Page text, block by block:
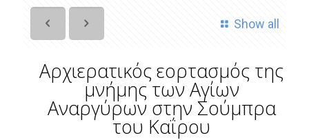
Show all
Αρχιερατικός εορτασμός της
μνήμης των Αγίων
Αναργύρων στην Σούμπρα
του Καΐρου